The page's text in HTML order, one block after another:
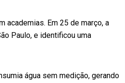
academias. Em 25 de março, a
Paulo, e identificou uma
água sem medição, gerando